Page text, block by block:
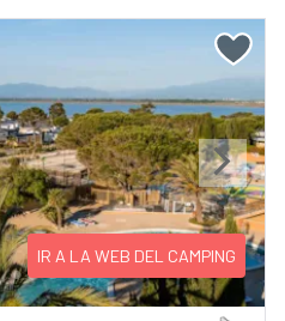
Next
IR A LA WEB DEL CAMPING